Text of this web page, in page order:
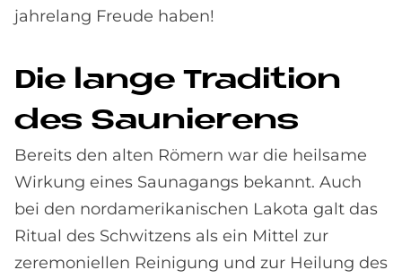
jahrelang Freude haben!
Die lan­ge Tra­di­ti­on
des Sau­nie­rens
Bereits den alten Römern war die heilsame
Wirkung eines Saunagangs bekannt. Auch
bei den nordamerikanischen Lakota galt das
Ritual des Schwitzens als ein Mittel zur
zeremoniellen Reinigung und zur Heilung des